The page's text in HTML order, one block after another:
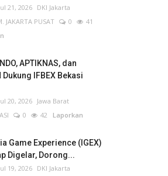
21, 2026
DKI Jakarta
JAKARTA PUSAT
0
41
APTIKNAS, dan
Dukung IFBEX Bekasi
20, 2026
Jawa Barat
0 42 Laporkan
Game Experience (IGEX)
Digelar, Dorong...
19, 2026
DKI Jakarta